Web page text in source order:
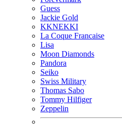
Guess
Jackie Gold
KKNEKKI
La Coque Francaise
Lisa
Moon Diamonds
Pandora
Seiko
Swiss Military
Thomas Sabo
Tommy Hilfiger
Zeppelin